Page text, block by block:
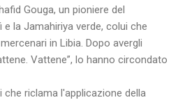
Gouga, un pioniere del
la Jamahiriya verde, colui che
in Libia. Dopo avergli
Vattene”, lo hanno circondato
riclama l'applicazione della